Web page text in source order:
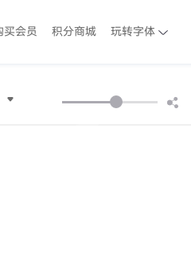
买会员 积分商城 玩转字体